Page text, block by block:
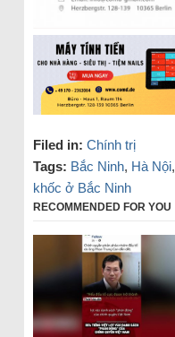
Filed in: Chính trị
Tags: Bắc Ninh, Hà Nội,
khốc ở Bắc Ninh
RECOMMENDED FOR YOU